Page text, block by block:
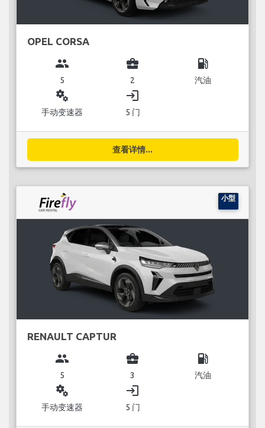
OPEL CORSA
group
5
business_center
2
local_gas_station
汽油
miscellaneous_services
手动变速器
login
5 门
查看详情...
小型
RENAULT CAPTUR
group
5
business_center
3
local_gas_station
汽油
miscellaneous_services
手动变速器
login
5 门